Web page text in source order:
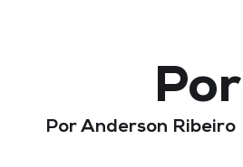
Por Anderson Ribeiro